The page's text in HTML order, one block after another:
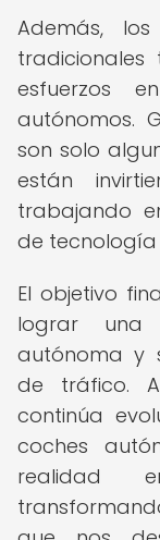
Además,
tradicionales
esfuerzos
autónomos.
son solo
están
trabajando
de
El objetivo
lograr una
autónoma y
de tráfico.
continúa
coches
realidad